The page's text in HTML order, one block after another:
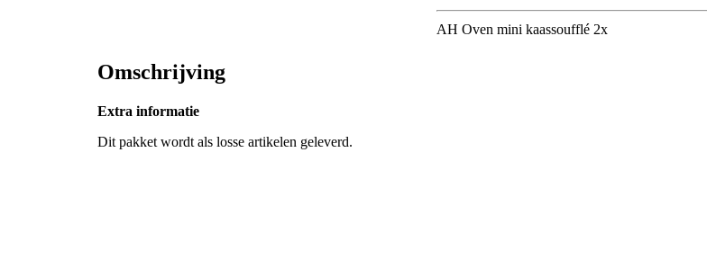
AH Oven mini kaassoufflé 2x
Omschrijving
Extra informatie
Dit pakket wordt als losse artikelen geleverd.